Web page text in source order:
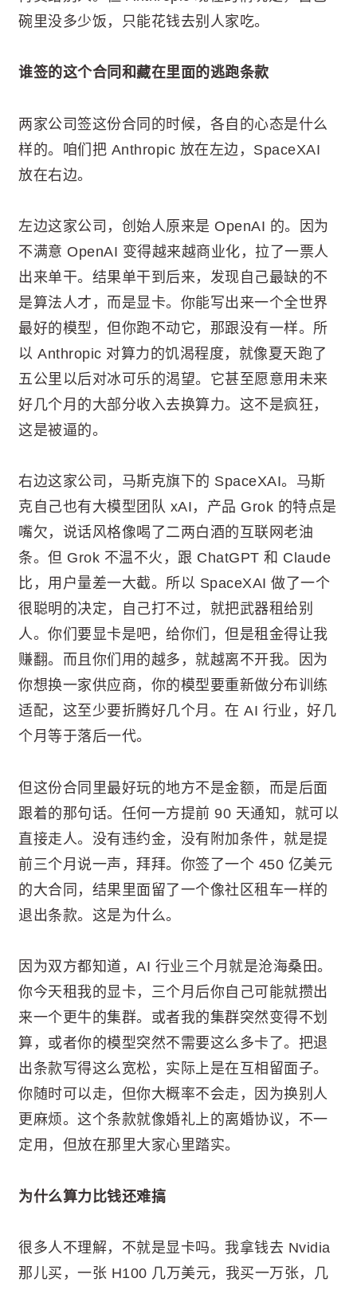
碗里没多少饭，只能花钱去别人家吃。
谁签的这个合同和藏在里面的逃跑条款
两家公司签这份合同的时候，各自的心态是什么
样的。咱们把 Anthropic 放在左边，SpaceXAI
放在右边。
左边这家公司，创始人原来是 OpenAI 的。因为
不满意 OpenAI 变得越来越商业化，拉了一票人
出来单干。结果单干到后来，发现自己最缺的不
是算法人才，而是显卡。你能写出来一个全世界
最好的模型，但你跑不动它，那跟没有一样。所
以 Anthropic 对算力的饥渴程度，就像夏天跑了
五公里以后对冰可乐的渴望。它甚至愿意用未来
好几个月的大部分收入去换算力。这不是疯狂，
这是被逼的。
右边这家公司，马斯克旗下的 SpaceXAI。马斯
克自己也有大模型团队 xAI，产品 Grok 的特点是
嘴欠，说话风格像喝了二两白酒的互联网老油
条。但 Grok 不温不火，跟 ChatGPT 和 Claude
比，用户量差一大截。所以 SpaceXAI 做了一个
很聪明的决定，自己打不过，就把武器租给别
人。你们要显卡是吧，给你们，但是租金得让我
赚翻。而且你们用的越多，就越离不开我。因为
你想换一家供应商，你的模型要重新做分布训练
适配，这至少要折腾好几个月。在 AI 行业，好几
个月等于落后一代。
但这份合同里最好玩的地方不是金额，而是后面
跟着的那句话。任何一方提前 90 天通知，就可以
直接走人。没有违约金，没有附加条件，就是提
前三个月说一声，拜拜。你签了一个 450 亿美元
的大合同，结果里面留了一个像社区租车一样的
退出条款。这是为什么。
因为双方都知道，AI 行业三个月就是沧海桑田。
你今天租我的显卡，三个月后你自己可能就攒出
来一个更牛的集群。或者我的集群突然变得不划
算，或者你的模型突然不需要这么多卡了。把退
出条款写得这么宽松，实际上是在互相留面子。
你随时可以走，但你大概率不会走，因为换别人
更麻烦。这个条款就像婚礼上的离婚协议，不一
定用，但放在那里大家心里踏实。
为什么算力比钱还难搞
很多人不理解，不就是显卡吗。我拿钱去 Nvidia
那儿买，一张 H100 几万美元，我买一万张，几